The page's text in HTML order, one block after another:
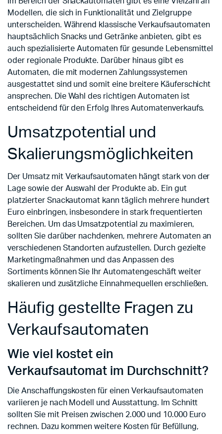
Modellen, die sich in Funktionalität und Zielgruppe
unterscheiden. Während klassische Verkaufsautomaten
hauptsächlich Snacks und Getränke anbieten, gibt es
auch spezialisierte Automaten für gesunde Lebensmittel
oder regionale Produkte. Darüber hinaus gibt es
Automaten, die mit modernen Zahlungssystemen
ausgestattet sind und somit eine breitere Käuferschicht
ansprechen. Die Wahl des richtigen Automaten ist
entscheidend für den Erfolg Ihres Automatenverkaufs.
Umsatzpotential und
Skalierungsmöglichkeiten
Der Umsatz mit Verkaufsautomaten hängt stark von der
Lage sowie der Auswahl der Produkte ab. Ein gut
platzierter Snackautomat kann täglich mehrere hundert
Euro einbringen, insbesondere in stark frequentierten
Bereichen. Um das Umsatzpotential zu maximieren,
sollten Sie darüber nachdenken, mehrere Automaten an
verschiedenen Standorten aufzustellen. Durch gezielte
Marketingmaßnahmen und das Anpassen des
Sortiments können Sie Ihr Automatengeschäft weiter
skalieren und zusätzliche Einnahmequellen erschließen.
Häufig gestellte Fragen zu
Verkaufsautomaten
Wie viel kostet ein
Verkaufsautomat im Durchschnitt?
Die Anschaffungskosten für einen Verkaufsautomaten
variieren je nach Modell und Ausstattung. Im Schnitt
sollten Sie mit Preisen zwischen 2.000 und 10.000 Euro
rechnen. Dazu kommen weitere Kosten für Befüllung,